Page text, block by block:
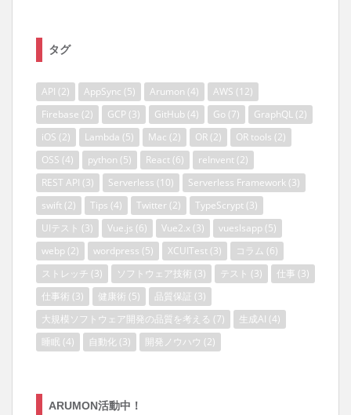
タグ
API (2) AppSync (5) Arumon (4) AWS (12)
Firebase (2) GCP (3) GitHub (4) Go (7) GraphQL (2)
iOS (2) Lambda (5) Mac (2) OR (2) OR tools (2)
OSS (4) python (5) React (6) reInvent (2)
REST API (3) Serverless (10) Serverless Framework (3)
swift (2) Tips (4) Twitter (2) TypeScrypt (3)
UIテスト (3) Vue.js (6) Vue2.x (3) vueslsapp (5)
webp (2) wordpress (5) XCUITest (3) コラム (6)
ストレッチ (3) ソフトウェア技術 (3) テスト (3) 仕事 (3)
仕事術 (3) 健康術 (5) 品質保証 (3)
大規模ソフトウェア開発の品質を考える (7) 生成AI (4)
睡眠 (4) 自動化 (3) 開発ノウハウ (2)
ARUMON活動中！